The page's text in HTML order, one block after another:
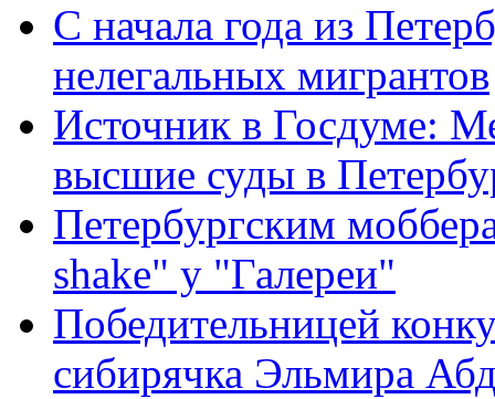
С начала года из
нелегальных мигрантов
Источник в Госдуме:
высшие суды в
Петербургским
shake" у "Галереи"
Победительницей
сибирячка Эльмира